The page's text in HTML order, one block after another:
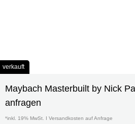
verkauft
Maybach Masterbuilt by Nick
anfragen
*inkl. 19% MwSt. I Versandkosten auf Anfrage